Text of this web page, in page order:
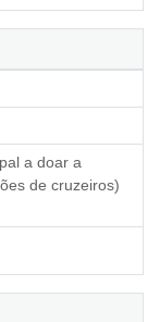
a doar a
de cruzeiros)